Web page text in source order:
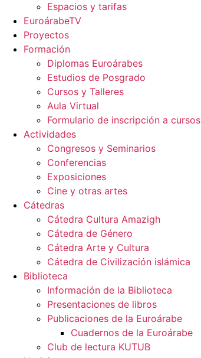
Espacios y tarifas
EuroárabeTV
Proyectos
Formación
Diplomas Euroárabes
Estudios de Posgrado
Cursos y Talleres
Aula Virtual
Formulario de inscripción a cursos
Actividades
Congresos y Seminarios
Conferencias
Exposiciones
Cine y otras artes
Cátedras
Cátedra Cultura Amazigh
Cátedra de Género
Cátedra Arte y Cultura
Cátedra de Civilización islámica
Biblioteca
Información de la Biblioteca
Presentaciones de libros
Publicaciones de la Euroárabe
Cuadernos de la Euroárabe
Club de lectura KUTUB